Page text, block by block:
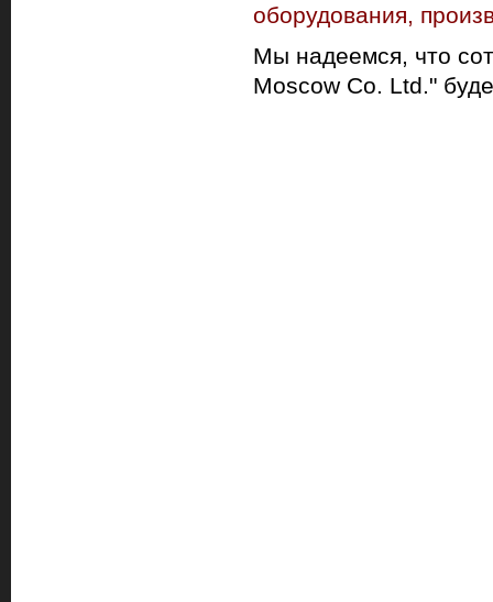
оборудования,
Мы надеемся, что
Moscow Co. Ltd."